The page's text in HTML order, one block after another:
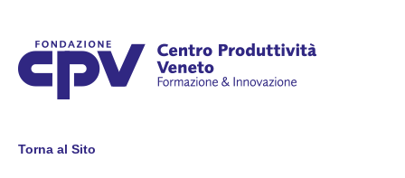
Torna al Sito